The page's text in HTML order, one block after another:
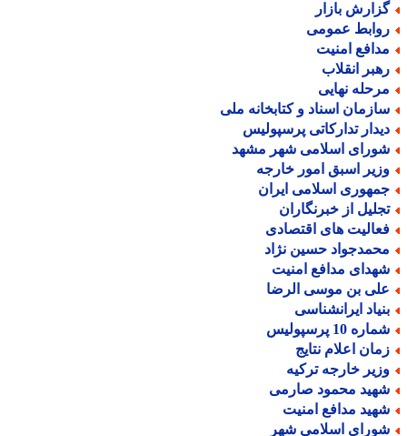
بازار
عمومی
امنیت
انقلاب
نهایی
اسناد و کتابخانه ملی
تدارکاتی پرسپولیس
اسلامی شهر مشهد
اسبق امور خارجه
اسلامی ایران
از خبرنگاران
های اقتصادی
حسین نژاد
مدافع امنیت
بن موسی الرضا
ایرانشناسی
10 پرسپولیس
اعلام نتایج
خارجه ترکیه
محمود صارمی
مدافع امنیت
اسلامی شهر